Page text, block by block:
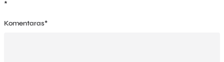
*
Komentaras*